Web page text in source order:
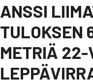
ANSSI
TULOKSEN
METRIÄ